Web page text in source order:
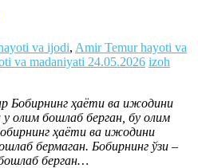
va ijodi, Amir Temur hayoti va
va madaniyati 24.05.2026 izoh
Бобирнинг ҳаёти ва ижодини
олим бошлаб берган, бу олим
ҳаёти ва ижодини
бермаган. Бобирнинг ўзи –
берган…